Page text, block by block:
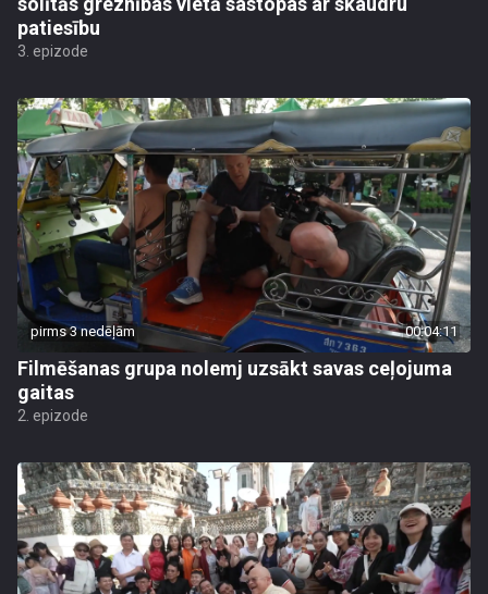
patiesību
3. epizode
pirms 3 nedēļām 00:04:11
Filmēšanas grupa nolemj uzsākt savas ceļojuma
gaitas
2. epizode